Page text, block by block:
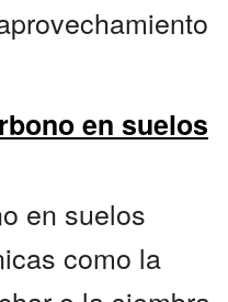
en suelos
en suelos
como la